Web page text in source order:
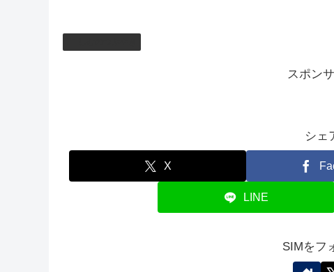
新しく手に入れた刀の切れ味確認配信なので、ぜ
それではおやすみなさい💤